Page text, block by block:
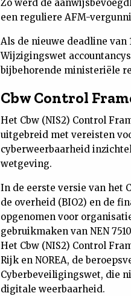
Zo werd de
een reguliere AFM-
Als de nieuwe deadline
Wijzigingswet
bijbehorende ministeriële
Cbw Control
Het Cbw (NIS2) Control
uitgebreid met vereisten
cyberweerbaarheid
wetgeving.
In de eerste versie van het
de overheid (BIO2) en de
opgenomen voor
gebruikmaken van NEN
Het Cbw (NIS2) Control
Rijk en NOREA, de
Cyberbeveiligingswet, die
digitale weerbaarheid.